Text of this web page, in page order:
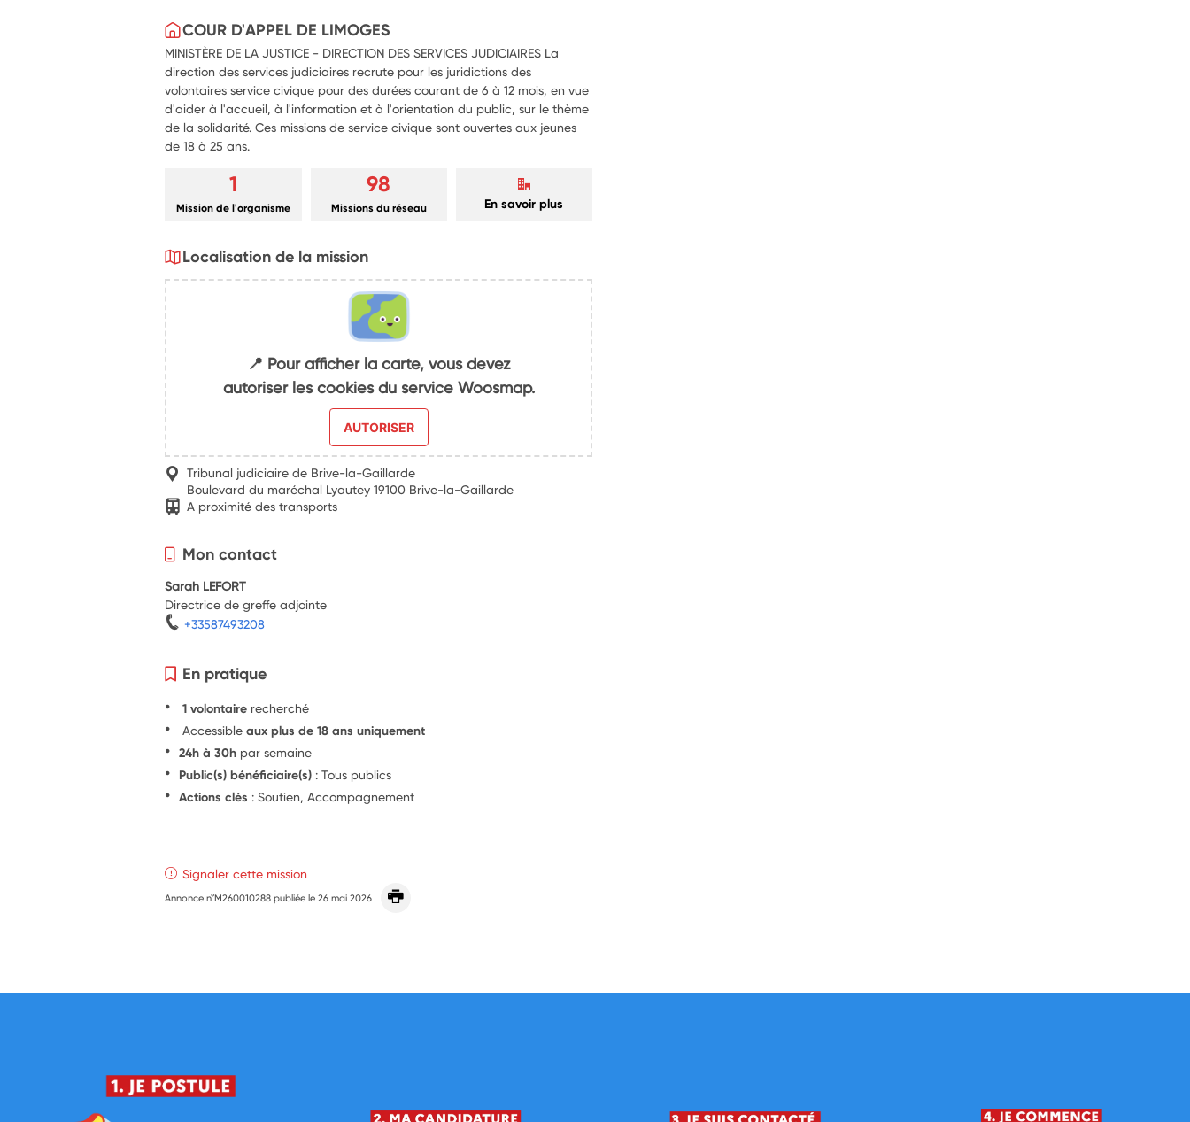
COUR D'APPEL DE LIMOGES
MINISTÈRE DE LA JUSTICE - DIRECTION DES SERVICES JUDICIAIRES La
direction des services judiciaires recrute pour les juridictions des
volontaires service civique pour des durées courant de 6 à 12 mois, en vue
d'aider à l'accueil, à l'information et à l'orientation du public, sur le thème
de la solidarité. Ces missions de service civique sont ouvertes aux jeunes
de 18 à 25 ans.
1
Mission de l'organisme
98
Missions du réseau En savoir plus
Localisation de la mission
📍 Pour afficher la carte, vous devez
autoriser les cookies du service Woosmap.
AUTORISER
Tribunal judiciaire de Brive-la-Gaillarde
Boulevard du maréchal Lyautey 19100 Brive-la-Gaillarde
A proximité des transports
Mon contact
Sarah LEFORT
Directrice de greffe adjointe
+33587493208
En pratique
1 volontaire recherché
Accessibleaux plus de 18 ans uniquement
24h à 30h par semaine
Public(s) bénéficiaire(s) : Tous publics
Actions clés : Soutien, Accompagnement
Signaler cette mission
Annonce n°M260010288 publiée le26 mai 2026